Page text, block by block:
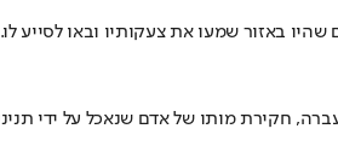
באזור שמעו את צעקותיו ובאו לסייע
מונה בין 100 ל-200 אלף תנינים בוגרים. לא מעט. בשנה שעברה, חקירת